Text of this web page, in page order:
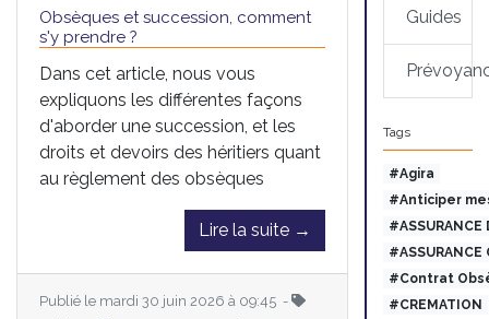
Obsèques et succession, comment
s'y prendre ?
Dans cet article, nous vous
expliquons les différentes façons
d'aborder une succession, et les
droits et devoirs des héritiers quant
au règlement des obsèques
Lire la suite →
Publié le mardi 30 juin 2026 à 09:45 -
Guides
Tags
#Agira
#Anticiper
#ASSURANCE
#ASSURANCE
#Contrat
#CREMATION